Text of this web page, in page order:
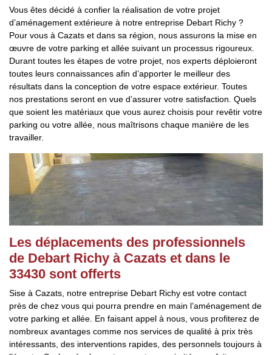
Vous êtes décidé à confier la réalisation de votre projet
d’aménagement extérieure à notre entreprise Debart Richy ?
Pour vous à Cazats et dans sa région, nous assurons la mise en
œuvre de votre parking et allée suivant un processus rigoureux.
Durant toutes les étapes de votre projet, nos experts déploieront
toutes leurs connaissances afin d’apporter le meilleur des
résultats dans la conception de votre espace extérieur. Toutes
nos prestations seront en vue d’assurer votre satisfaction. Quels
que soient les matériaux que vous aurez choisis pour revêtir votre
parking ou votre allée, nous maîtrisons chaque manière de les
travailler.
Les déplacements des professionnels
de Debart Richy à Cazats et dans le
33430 sont offerts
Sise à Cazats, notre entreprise Debart Richy est votre contact
près de chez vous qui pourra prendre en main l’aménagement de
votre parking et allée. En faisant appel à nous, vous profiterez de
nombreux avantages comme nos services de qualité à prix très
intéressants, des interventions rapides, des personnels toujours à